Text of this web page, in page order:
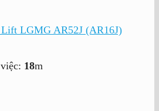
LGMG AR52J (AR16J)
18m